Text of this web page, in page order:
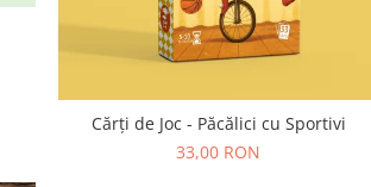
Cărți de Joc - Păcălici cu Sportivi
33,00 RON